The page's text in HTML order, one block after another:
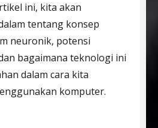
ini, kita akan
tentang konsep
neuronik, potensi
bagaimana teknologi ini
dalam cara kita
komputer.